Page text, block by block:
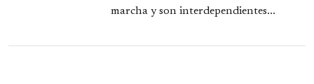
marcha y son interdependientes...